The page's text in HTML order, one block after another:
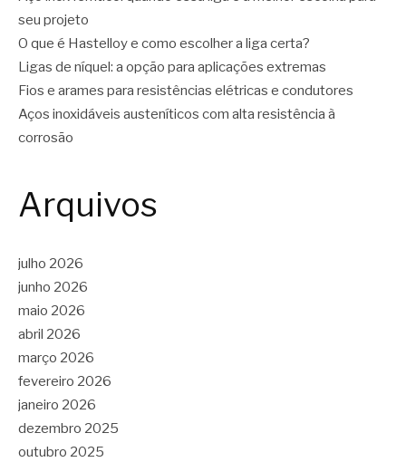
seu projeto
O que é Hastelloy e como escolher a liga certa?
Ligas de níquel: a opção para aplicações extremas
Fios e arames para resistências elétricas e condutores
Aços inoxidáveis austeníticos com alta resistência à
corrosão
Arquivos
julho 2026
junho 2026
maio 2026
abril 2026
março 2026
fevereiro 2026
janeiro 2026
dezembro 2025
outubro 2025